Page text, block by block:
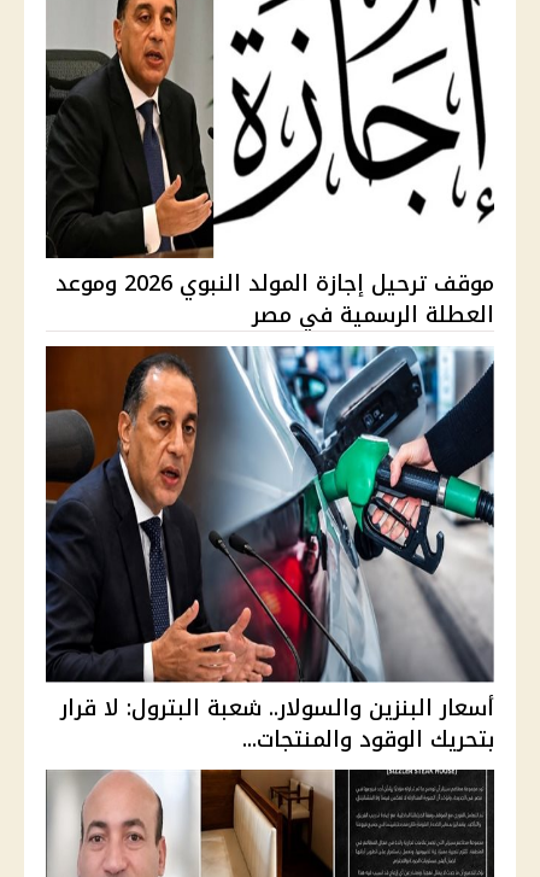
موقف ترحيل إجازة المولد النبوي 2026 وموعد
العطلة الرسمية في مصر
أسعار البنزين والسولار.. شعبة البترول: لا قرار
بتحريك الوقود والمنتجات...